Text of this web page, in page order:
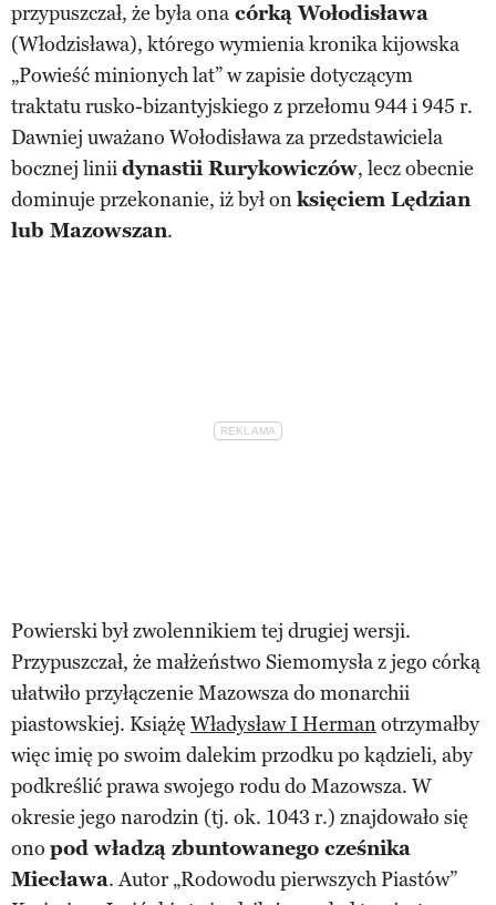
przypuszczał, że była ona córką Wołodisława
(Włodzisława), którego wymienia kronika kijowska
„Powieść minionych lat” w zapisie dotyczącym
traktatu rusko-bizantyjskiego z przełomu 944 i 945 r.
Dawniej uważano Wołodisława za przedstawiciela
bocznej liniidynastii Rurykowiczów, lecz obecnie
dominuje przekonanie, iż był onksięciem Lędzian
lub Mazowszan.
Powierski był zwolennikiem tej drugiej wersji.
Przypuszczał, że małżeństwo Siemomysła z jego córką
ułatwiło przyłączenie Mazowsza do monarchii
piastowskiej. Książę Władysław I Hermanotrzymałby
więc imię po swoim dalekim przodku po kądzieli, aby
podkreślić prawa swojego rodu do Mazowsza. W
okresie jego narodzin (tj. ok. 1043 r.) znajdowało się
ono pod władzą zbuntowanego cześnika
Miecława. Autor „Rodowodu pierwszych Piastów”